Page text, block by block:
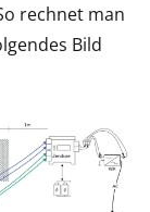
rechnet man
Bild